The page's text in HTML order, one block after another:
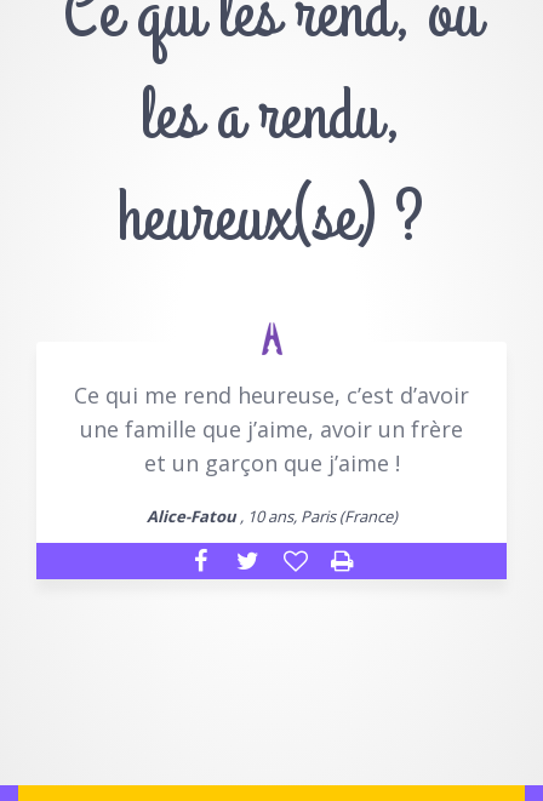
les a rendu,
heureux(se) ?
Ce qui me rend heureuse, c’est d’avoir
une famille que j’aime, avoir un frère
et un garçon que j’aime !
Alice-Fatou, 10 ans, Paris (France)